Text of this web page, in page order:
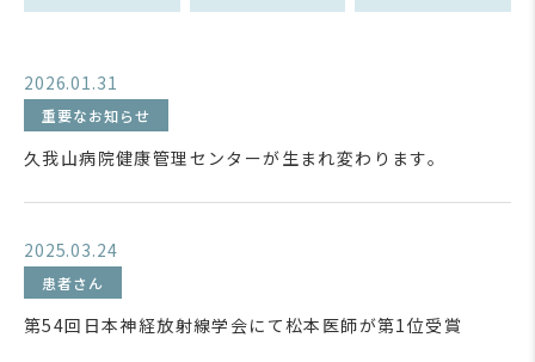
2026.01.31
重要なお知らせ
久我山病院健康管理センターが生まれ変わります。
2025.03.24
患者さん
第54回日本神経放射線学会にて松本医師が第1位受賞